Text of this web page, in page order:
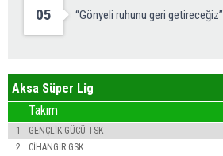
05 “Gönyeli ruhunu geri getireceğiz”
Aksa Süper Lig
Takım
1 GENÇLİK GÜCÜ TSK
2
CİHANGİR GSK